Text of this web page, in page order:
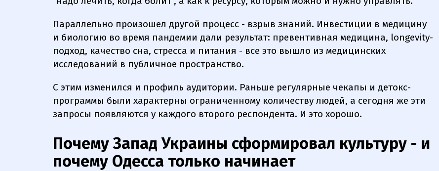
Параллельно произошел другой процесс - взрыв знаний. Инвестиции в медицину
и биологию во время пандемии дали результат: превентивная медицина, longevity-
подход, качество сна, стресса и питания - все это вышло из медицинских
исследований в публичное пространство.
С этим изменился и профиль аудитории. Раньше регулярные чекапы и детокс-
программы были характерны ограниченному количеству людей, а сегодня же эти
запросы появляются у каждого второго респондента. И это хорошо.
Почему Запад Украины сформировал культуру - и
почему Одесса только начинает